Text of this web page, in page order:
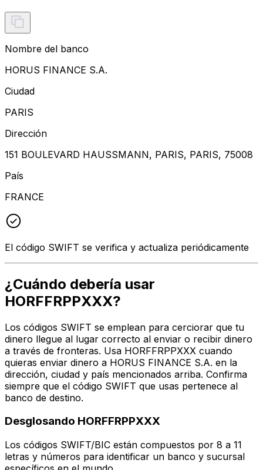
Nombre del banco
HORUS FINANCE S.A.
Ciudad
PARIS
Dirección
151 BOULEVARD HAUSSMANN, PARIS, PARIS, 75008
País
FRANCE
El código SWIFT se verifica y actualiza periódicamente
¿Cuándo debería usar
HORFFRPPXXX?
Los códigos SWIFT se emplean para cerciorar que tu
dinero llegue al lugar correcto al enviar o recibir dinero
a través de fronteras. Usa HORFFRPPXXX cuando
quieras enviar dinero a HORUS FINANCE S.A. en la
dirección, ciudad y país mencionados arriba. Confirma
siempre que el código SWIFT que usas pertenece al
banco de destino.
Desglosando HORFFRPPXXX
Los códigos SWIFT/BIC están compuestos por 8 a 11
letras y números para identificar un banco y sucursal